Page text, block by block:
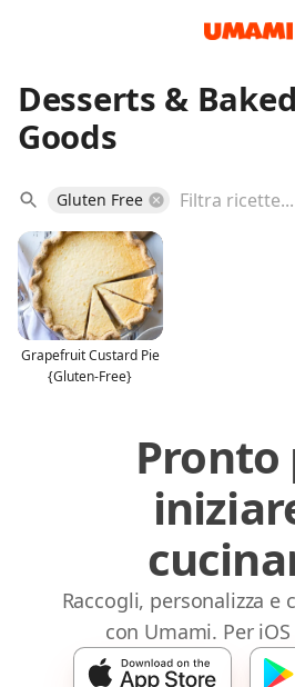
Desserts & Baked
Goods
Gluten Free
Grapefruit Custard Pie
{Gluten-Free}
Pronto
Raccogli, personalizza e
con Umami. Per